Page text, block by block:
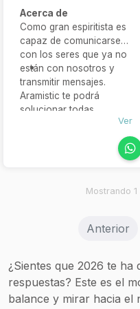
Acerca de
Como gran espiritista es
capaz de comunicarse
con los seres que ya no
están con nosotros y
transmitir mensajes.
Aramistic te podrá
solucionar todas
con ella, te das cuenta
positividad que transmite,
habla y la fuerza
espiritual que lleva
dentro.
Ver
Mostrando
Anterior
¿Sientes que 2026 te ha
respuestas? Este es el
balance y mirar hacia el